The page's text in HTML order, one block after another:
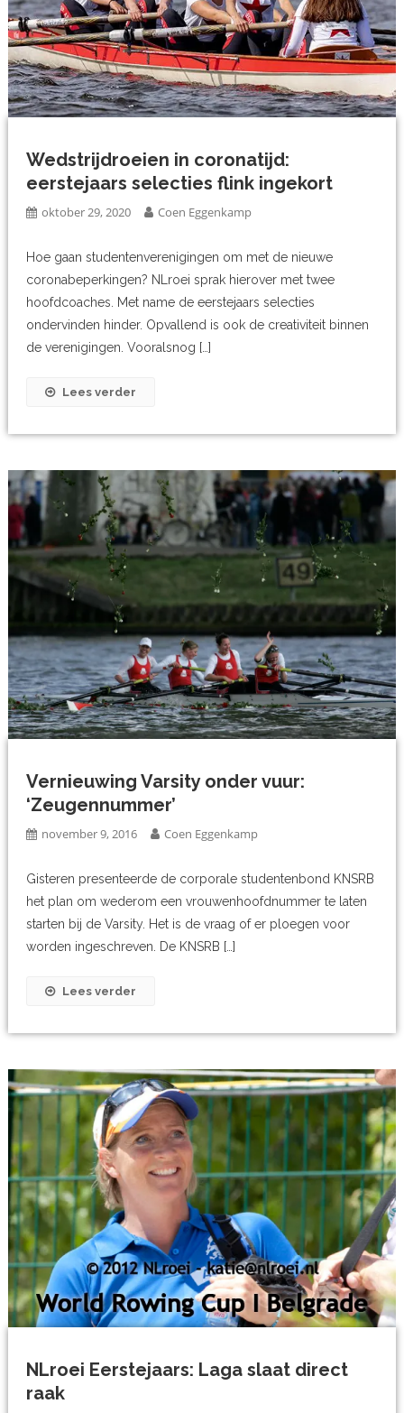
Wedstrijdroeien in coronatijd:
eerstejaars selecties flink ingekort
oktober 29, 2020 Coen Eggenkamp
Hoe gaan studentenverenigingen om met de nieuwe
coronabeperkingen? NLroei sprak hierover met twee
hoofdcoaches. Met name de eerstejaars selecties
ondervinden hinder. Opvallend is ook de creativiteit binnen
de verenigingen. Vooralsnog […]
Lees verder
Vernieuwing Varsity onder vuur:
‘Zeugennummer’
november 9, 2016 Coen Eggenkamp
Gisteren presenteerde de corporale studentenbond KNSRB
het plan om wederom een vrouwenhoofdnummer te laten
starten bij de Varsity. Het is de vraag of er ploegen voor
worden ingeschreven. De KNSRB […]
Lees verder
NLroei Eerstejaars: Laga slaat direct
raak